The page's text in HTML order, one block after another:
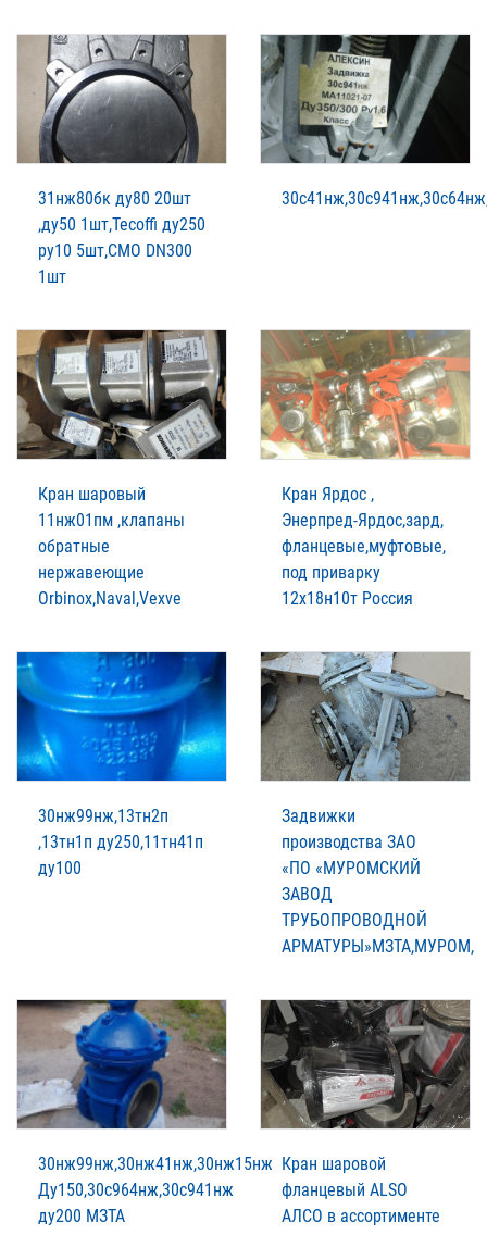
31нж80бк ду80 20шт
,ду50 1шт,Tecoffi ду250
ру10 5шт,CMO DN300
1шт
Кран шаровый
11нж01пм ,клапаны
обратные
нержавеющие
Orbinox,Naval,Vexve
Кран Ярдос ,
Энерпред-Ярдос,зард,
фланцевые,муфтовые,
под приварку
12х18н10т Россия
30нж99нж,13тн2п
,13тн1п ду250,11тн41п
ду100
Задвижки
производства ЗАО
«ПО «МУРОМСКИЙ
ЗАВОД
ТРУБОПРОВОДНОЙ
АРМАТУРЫ»МЗТА,МУРОМ,
30нж99нж,30нж41нж,30нж15нж
Ду150,30с964нж,30с941нж
ду200 МЗТА
Кран шаровой
фланцевый ALSO
АЛСО в ассортименте